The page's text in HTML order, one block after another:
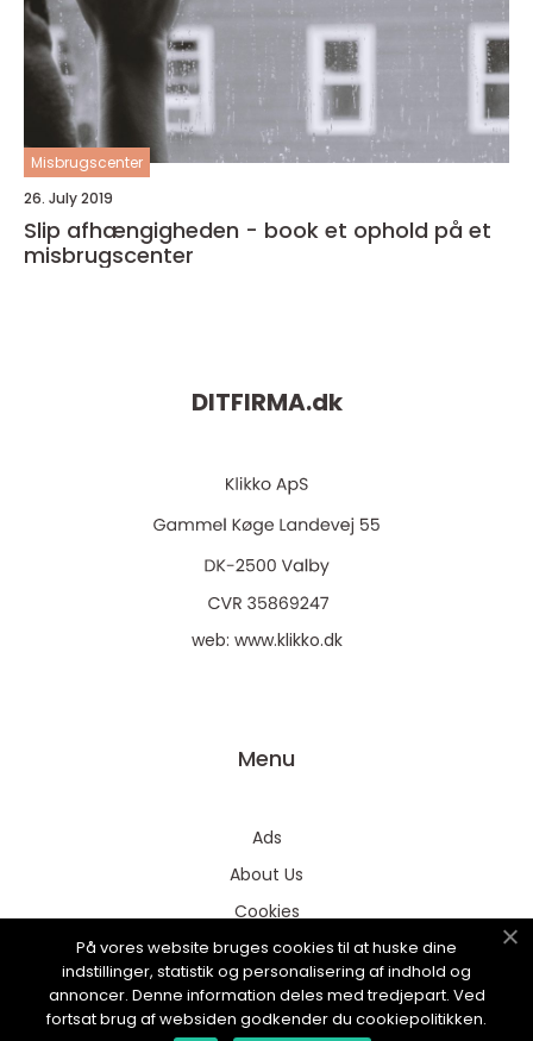
Misbrugscenter
26. July 2019
Slip afhængigheden - book et ophold på et
misbrugscenter
DITFIRMA.dk
web: www.klikko.dk
Menu
Ads
About Us
Cookies
Contact
Sitemap
På vores website bruges cookies til at huske dine
indstillinger, statistik og personalisering af indhold og
annoncer. Denne information deles med tredjepart. Ved
fortsat brug af websiden godkender du cookiepolitikken.